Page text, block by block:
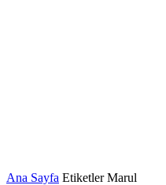
Ana Sayfa Etiketler Marul